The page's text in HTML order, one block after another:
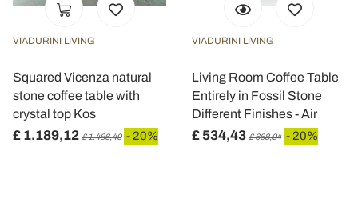
VIADURINI LIVING
Squared Vicenza natural
stone coffee table with
crystal top Kos
£ 1.189,12 £ 1.486,40 - 20%
VIADURINI LIVING
Living Room Coffee Table
Entirely in Fossil Stone
Different Finishes - Air
£ 534,43 £ 668,04 - 20%